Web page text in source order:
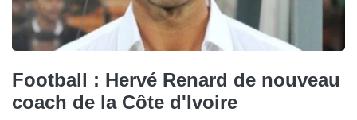
Football : Hervé Renard de nouveau
coach de la Côte d'Ivoire